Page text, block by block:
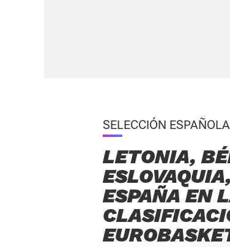
SELECCIÓN ESPAÑOLA
LETONIA,
ESPAÑA EN